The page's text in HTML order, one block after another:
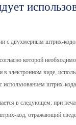
с двухмерным штрих-
которой
электронном виде,
штрих-
в следующем: при
код, отражающий